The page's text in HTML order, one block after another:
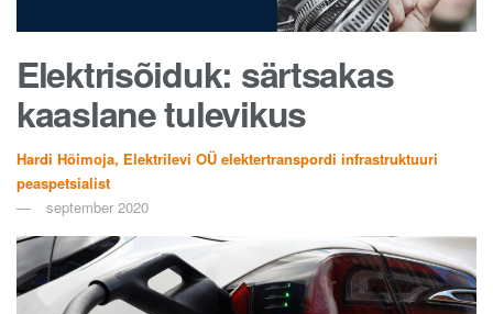
Elektrisõiduk: särtsakas
kaaslane tulevikus
Hardi Hõimoja, Elektrilevi OÜ elektertranspordi infrastruktuuri
peaspetsialist
september 2020